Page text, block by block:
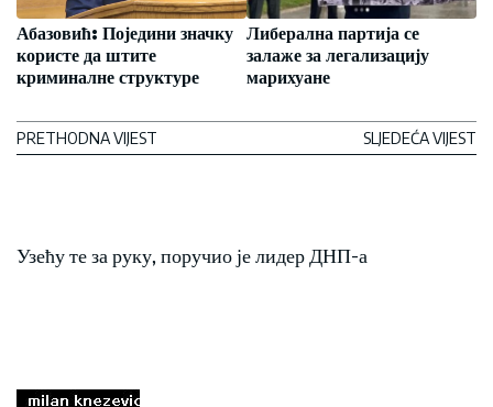
Абазовић: Поједини значку
користе да штите
криминалне структуре
PRETHODNA VIJEST
Либерална партија се
залаже за легализацију
марихуане
SLJEDEĆA VIJEST
Узећу те за руку, поручио је лидер ДНП-а